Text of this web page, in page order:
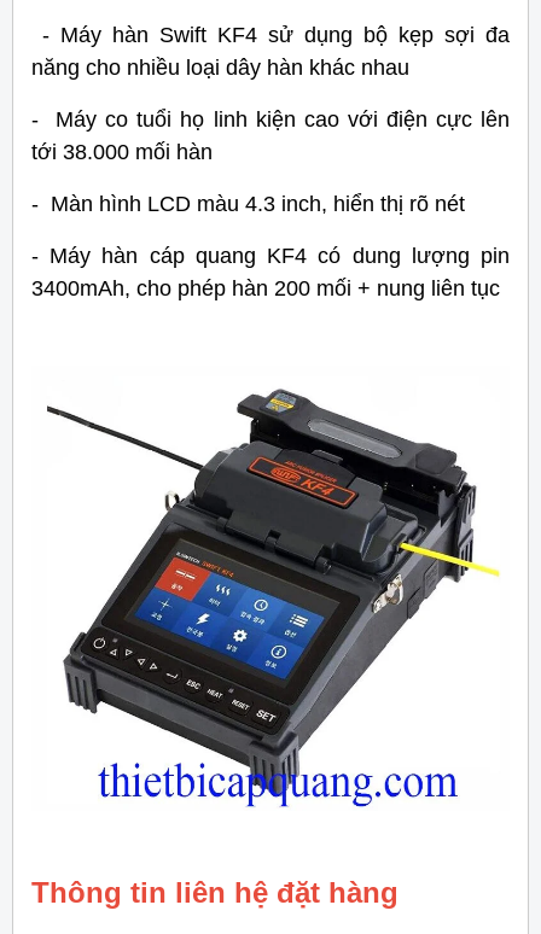
- Máy hàn Swift KF4 sử dụng bộ kẹp sợi đa
năng cho nhiều loại dây hàn khác nhau
- Máy co tuổi họ linh kiện cao với điện cực lên
tới 38.000 mối hàn
- Màn hình LCD màu 4.3 inch, hiển thị rõ nét
- Máy hàn cáp quang KF4 có dung lượng pin
3400mAh, cho phép hàn 200 mối + nung liên tục
Thông tin liên hệ đặt hàng